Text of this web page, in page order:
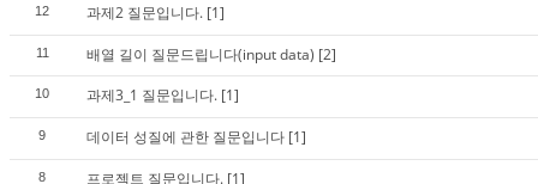
12 과제2 질문입니다. [1]
11 배열 길이 질문드립니다(input data) [2]
10 과제3_1 질문입니다. [1]
9 데이터 성질에 관한 질문입니다 [1]
8 프로젝트 질문입니다. [1]